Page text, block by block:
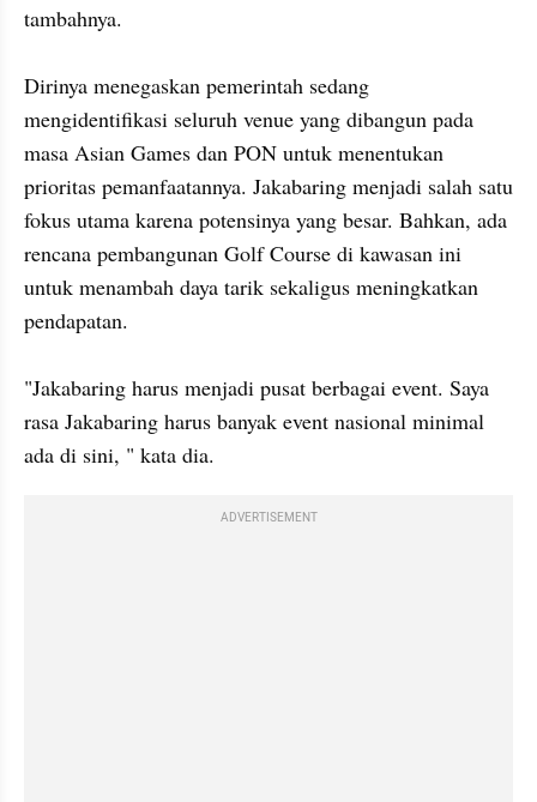
tambahnya.
Dirinya menegaskan pemerintah sedang
mengidentifikasi seluruh venue yang dibangun pada
masa Asian Games dan PON untuk menentukan
prioritas pemanfaatannya. Jakabaring menjadi salah satu
fokus utama karena potensinya yang besar. Bahkan, ada
rencana pembangunan Golf Course di kawasan ini
untuk menambah daya tarik sekaligus meningkatkan
pendapatan.
"Jakabaring harus menjadi pusat berbagai event. Saya
rasa Jakabaring harus banyak event nasional minimal
ADVERTISEMENT